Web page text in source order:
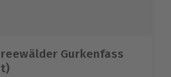
Gurkenfass